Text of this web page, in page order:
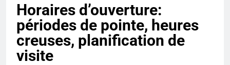
Horaires d’ouverture:
périodes de pointe, heures
creuses, planification de
visite